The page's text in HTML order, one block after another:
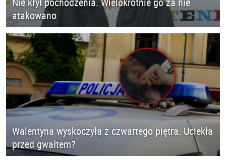
atakowano
Walentyna wyskoczyła z czwartego piętra. Uciekła
przed gwałtem?